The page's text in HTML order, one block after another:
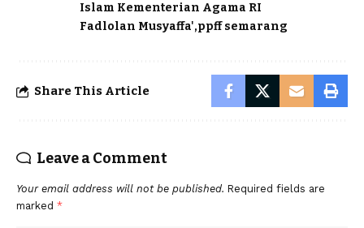
Islam Kementerian Agama RI
Fadlolan Musyaffa' ppff semarang
Share This Article
Leave a Comment
Your email address will not be published. Required fields are
marked *